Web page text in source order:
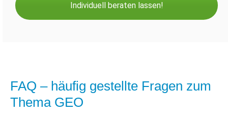
Individuell beraten lassen!
FAQ – häufig gestellte Fragen zum
Thema GEO